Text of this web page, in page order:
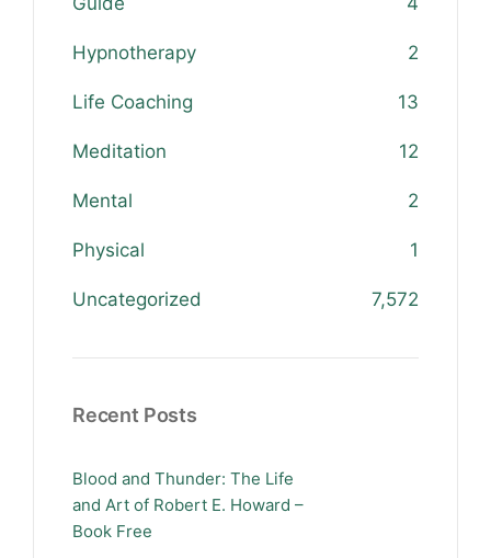
Hypnotherapy 2
Life Coaching 13
Meditation 12
Mental 2
Physical 1
Uncategorized 7,572
Recent Posts
Blood and Thunder: The Life
and Art of Robert E. Howard –
Book Free